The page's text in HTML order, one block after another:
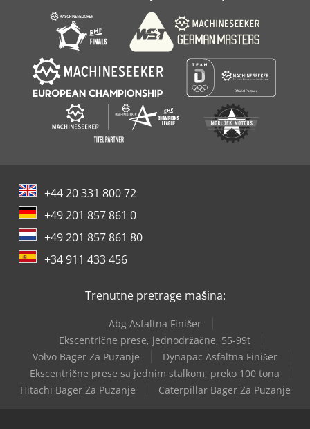
Univerzalna Mašina Za Pro-
+44 20 331 800 72
+49 201 857 861 0
+49 201 857 861 80
+34 911 433 456
Trenutne pretrage mašina:
Abg Asfaltna Finišer
Ekscentrične prese, jednodržačne, 55-99t
Volvo Bager Za Puzanje
Dynapac Asfaltna Finišer
Ekscentrične prese sa jednim stalkom, preko 100 tona
Hitachi Bager Za Puzanje
Caterpillar Bager Za Puzanje